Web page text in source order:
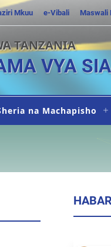
Mkuu e-Vibali Maswali
TANZANIA
VYA
na Machapisho